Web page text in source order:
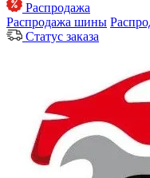
Распродажа
Распродажа шины
Статус заказа